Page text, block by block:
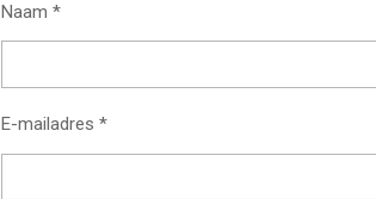
Naam *
E-mailadres *